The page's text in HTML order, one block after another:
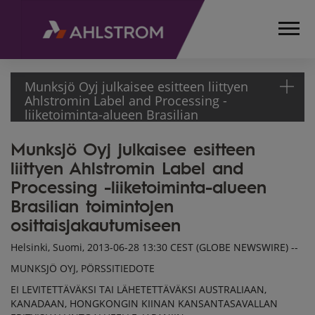
Munksjö Oyj julkaisee esitteen liittyen
Ahlstromin Label and Processing -
liiketoiminta-alueen Brasilian
ETUSIVU
MEDIA
TIEDOTTEET
PÖRSSITIEDOTTEET
2013
MUNKSJÖ OYJ JULKAISEE
ESITTEEN LIITTYEN
AHLSTROMIN LABEL AND
LIIKETOIMINTA-ALUEEN
Munksjö Oyj julkaisee esitteen
liittyen Ahlstromin Label and
Processing -liiketoiminta-alueen
Brasilian toimintojen
osittaisjakautumiseen
Helsinki, Suomi, 2013-06-28 13:30 CEST (GLOBE NEWSWIRE) --
MUNKSJÖ OYJ, PÖRSSITIEDOTE
EI LEVITETTÄVÄKSI TAI LÄHETETTÄVÄKSI AUSTRALIAAN,
KANADAAN, HONGKONGIN KIINAN KANSANTASAVALLAN